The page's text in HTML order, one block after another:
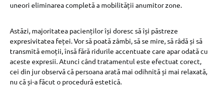
uneori eliminarea completă a mobilității anumitor zone.
Astăzi, majoritatea pacienților își doresc să își păstreze
expresivitatea feței. Vor să poată zâmbi, să se mire, să râdă și să
transmită emoții, însă fără ridurile accentuate care apar odată cu
aceste expresii. Atunci când tratamentul este efectuat corect,
cei din jur observă că persoana arată mai odihnită și mai relaxată,
nu că și-a făcut o procedură estetică.